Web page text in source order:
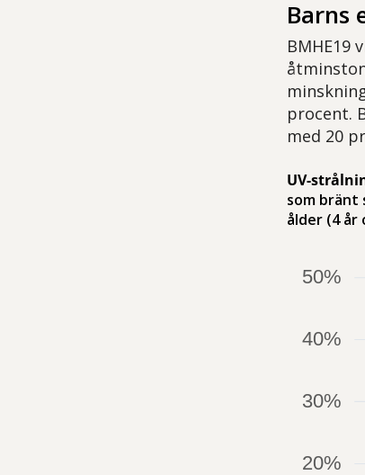
Barns
BMHE19
procent.
med 20
UV-
som bränt
ålder (4 år